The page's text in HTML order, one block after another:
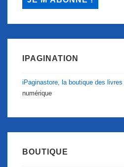
IPAGINATION
iPaginastore, la boutique des livres
numérique
BOUTIQUE